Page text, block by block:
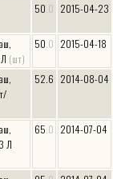
50.0 2015-04-23
(шт)
50.0 2015-04-18
52.6 2014-08-04
Л
65.0 2014-07-04